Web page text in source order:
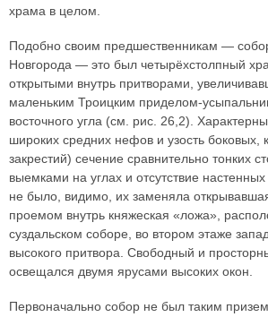
храма в целом.
Подобно своим предшественникам —
Новгорода — это был четырёхстолпный
открытыми внутрь притворами,
маленьким Троицким приделом-
восточного угла (см. рис. 26,2).
широких средних нефов и узость боковых,
закрестий) сечение сравнительно тонких
выемками на углах и отсутствие
не было, видимо, их заменяла
проемом внутрь княжеская «ложа»,
суздальском соборе, во втором этаже
высокого притвора. Свободный и
освещался двумя ярусами высоких окон.
Первоначально собор не был таким